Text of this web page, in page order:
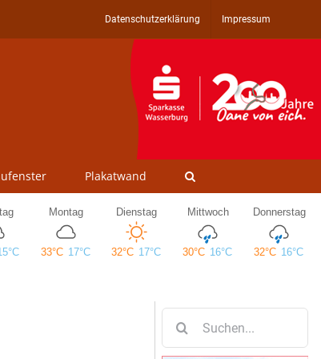
Datenschutzerklärung Impressum
Plakatwand
nach: